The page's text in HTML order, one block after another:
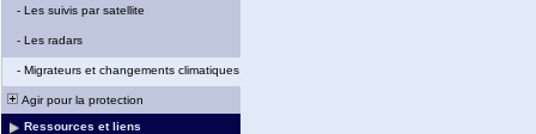
- Les suivis par satellite
- Les radars
- Migrateurs et changements climatiques
Agir pour la protection
Ressources et liens